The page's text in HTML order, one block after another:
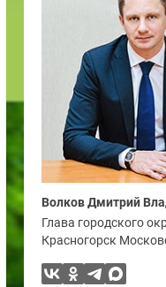
Волков Дмитрий
Глава городского
Красногорск